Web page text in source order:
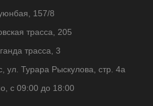
157/8
трасса, 205
трасса, 3
ул. Турара Рыскулова, стр. 4а
с 09:00 до 18:00